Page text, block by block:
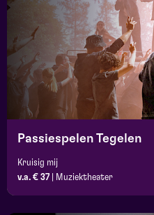
Passiespelen Tegelen
Kruisig mij
v.a. € 37
Muziektheater